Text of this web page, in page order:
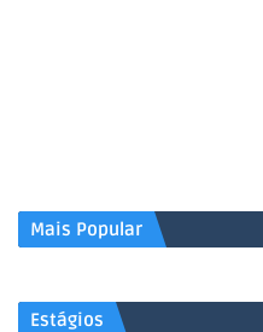
Mais Popular
Estágios